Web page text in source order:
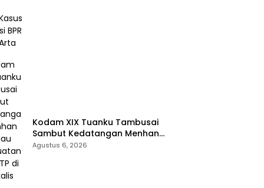
Kodam XIX Tuanku Tambusai
Sambut Kedatangan Menhan
RI, Tinjau Penguatan Yonif TP di
Agustus 6, 2026